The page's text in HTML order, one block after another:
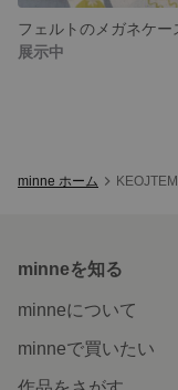
フェルトのメガネケー
展示中
minne ホーム
minneを知る
minneについて
minneで買いたい